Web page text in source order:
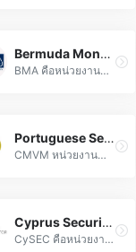
Bermuda Monetary Authority (BMA)
BMA คือหน่วยงานกำกับดูแลตลาด Forex ระดับสากลของเบอร์มิวดา มุ่งมั่นควบคุมมาตรฐานการดำเนินงาน สร้างความมั่นคงและปกป้องสิทธินักลงทุนอย่างเคร่งครัด
Portuguese Securities Market Commission (CMVM)
CMVM หน่วยงานกำกับดูแลตลาดหลักทรัพย์และฟอเร็กซ์ของโปรตุเกส มุ่งมั่นสร้างความมั่นคงทางการเงิน ควบคุมธุรกิจตามมาตรฐานสากล และปกป้องสิทธินักลงทุนอย่างเคร่งครัด
Cyprus Securities and Exchange Commission (CySEC)
CySEC คือหน่วยงานกำกับดูแลตลาดฟอเร็กซ์ CFD และตราสารการเงินของไซปรัส สร้างมาตรฐานความปลอดภัยและปกป้องนักลงทุนอย่างมืออาชีพ